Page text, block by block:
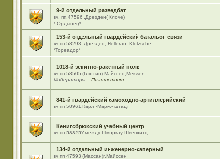
9-й отдельный разведбат
вч. пп.47596 .Дрезден( Клоче)
* Ордынец*
153-й отдельный гвардейский батальон связи
вч пп 58293 ,Дрезден, Hellerau, Klotzsche.
*Тореадор*
1018-й зенитно-ракетный полк
вч пп 58505 (Глютин) Майсcен,Meissen
Модераторы:
Планшетист
841-й гвардейский самоходно-артиллерийский
вч пп 58961.Карл -Маркс- штадт
Кенигсбрюкский учебный центр
вч пп 58325У,между Шморкау-Швепнитц
134-й отдельный инженерно-саперный
вч пп 47593 (Массан)г.Майссен